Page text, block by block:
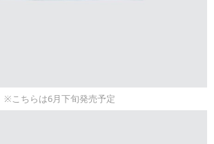
※こちらは6月下旬発売予定